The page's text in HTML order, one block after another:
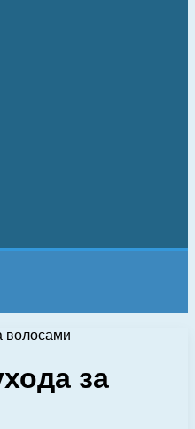
волосами
за